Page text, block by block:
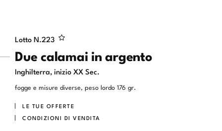
Lotto N.223
Due calamai in argento
Inghilterra, inizio XX Sec.
fogge e misure diverse, peso lordo 176 gr.
LE TUE OFFERTE
CONDIZIONI DI VENDITA